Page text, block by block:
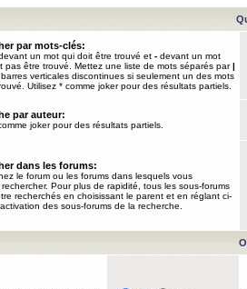
par mots-clés:
un mot qui doit être trouvé et - devant un mot
pas être trouvé. Mettez une liste de mots séparés par|
verticales discontinues si seulement un des mots
Utilisez * comme joker pour des résultats partiels.
par auteur:
joker pour des résultats partiels.
dans les forums:
le forum ou les forums dans lesquels vous
Pour plus de rapidité, tous les sous-forums
recherchés en choisissant le parent et en réglant ci-
des sous-forums de la recherche.